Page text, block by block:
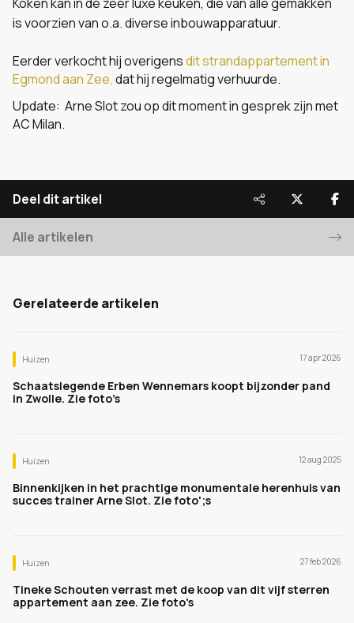
is voorzien van o.a. diverse inbouwapparatuur.
Eerder verkocht hij overigensdit strandappartement in
Egmond aan Zee, dat hij regelmatig verhuurde.
Update: Arne Slot zou op dit moment in gesprek zijn met
AC Milan.
Deel dit artikel
Alle artikelen
Gerelateerde artikelen
Huizen 17 apr 2026
Schaatslegende Erben Wennemars koopt bijzonder pand
in Zwolle. Zie foto’s
Huizen 12 aug 2025
Binnenkijken in het prachtige monumentale herenhuis van
succes trainer Arne Slot. Zie foto';s
Huizen 27 feb 2026
Tineke Schouten verrast met de koop van dit vijf sterren
appartement aan zee. Zie foto's